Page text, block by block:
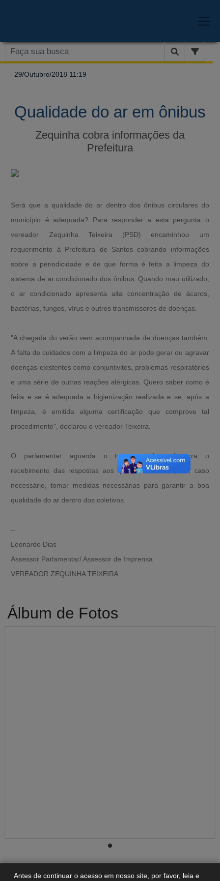
Antes de continuar o acesso em nosso site, por favor, leia e
- 29/Outubro/2018 11:19
Qualidade do ar em ônibus
Zequinha cobra informações da
Prefeitura
Será que a qualidade do ar dentro dos ônibus circulares do
município é adequada? Para responder a esta pergunta o
vereador Zequinha Teixeira (PSD) encaminhou um
requerimento à Prefeitura de Santos cobrando informações
sobre a periodicidade e de que forma é feita a limpeza do
sistema de ar condicionado dos ônibus. Quando mau utilizado,
o ar condicionado apresenta alta concentração de ácaros,
bactérias, fungos, vírus e outros transmissores de doenças.
"A chegada do verão vem acompanhada de doenças também.
A falta de cuidados com a limpeza do ar pode gerar ou agravar
doenças existentes como conjuntivites, problemas respiratórios
e uma série de outras reações alérgicas. Quero saber como é
feita e se é adequada a higienização realizada e se, após a
limpeza, é emitida alguma certificação que comprove tal
procedimento", declarou o vereador Teixeira.
O parlamentar aguarda o tempo regimental para o
recebimento das respostas aos questionamentos para, caso
necessário, tomar medidas necessárias para garantir a boa
qualidade do ar dentro dos coletivos.
--
Leonardo Dias
Assessor Parlamentar/ Assessor de Imprensa
VEREADOR ZEQUINHA TEIXEIRA
Álbum de Fotos